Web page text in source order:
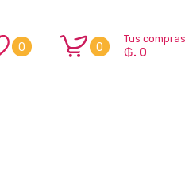
0 0
Tus compras
₲. 0